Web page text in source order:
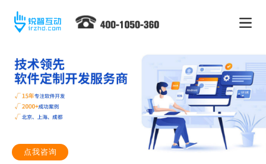
点我咨询